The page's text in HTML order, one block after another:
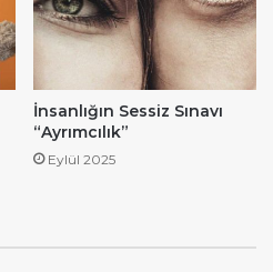
İnsanlığın Sessiz Sınavı
“Ayrımcılık”
Eylül 2025